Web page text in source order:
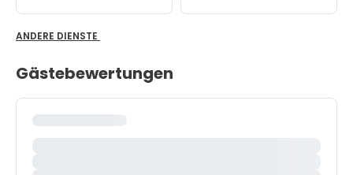
ANDERE DIENSTE
Gästebewertungen